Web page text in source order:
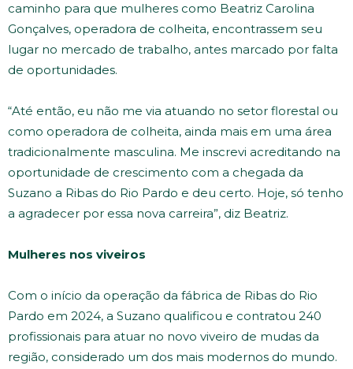
caminho para que mulheres como Beatriz Carolina
Gonçalves, operadora de colheita, encontrassem seu
lugar no mercado de trabalho, antes marcado por falta
de oportunidades.
“Até então, eu não me via atuando no setor florestal ou
como operadora de colheita, ainda mais em uma área
tradicionalmente masculina. Me inscrevi acreditando na
oportunidade de crescimento com a chegada da
Suzano a Ribas do Rio Pardo e deu certo. Hoje, só tenho
a agradecer por essa nova carreira”, diz Beatriz.
Mulheres nos viveiros
Com o início da operação da fábrica de Ribas do Rio
Pardo em 2024, a Suzano qualificou e contratou 240
profissionais para atuar no novo viveiro de mudas da
região, considerado um dos mais modernos do mundo.